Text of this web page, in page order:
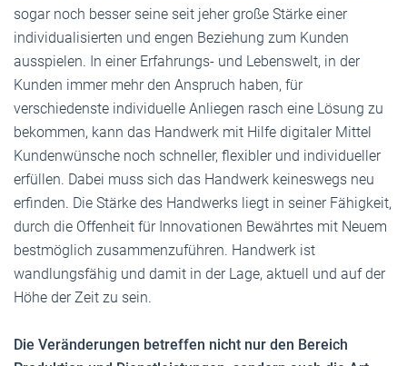
sogar noch besser seine seit jeher große Stärke einer
individualisierten und engen Beziehung zum Kunden
ausspielen. In einer Erfahrungs- und Lebenswelt, in der
Kunden immer mehr den Anspruch haben, für
verschiedenste individuelle Anliegen rasch eine Lösung zu
bekommen, kann das Handwerk mit Hilfe digitaler Mittel
Kundenwünsche noch schneller, flexibler und individueller
erfüllen. Dabei muss sich das Handwerk keineswegs neu
erfinden. Die Stärke des Handwerks liegt in seiner Fähigkeit,
durch die Offenheit für Innovationen Bewährtes mit Neuem
bestmöglich zusammenzuführen. Handwerk ist
wandlungsfähig und damit in der Lage, aktuell und auf der
Höhe der Zeit zu sein.
Die Veränderungen betreffen nicht nur den Bereich